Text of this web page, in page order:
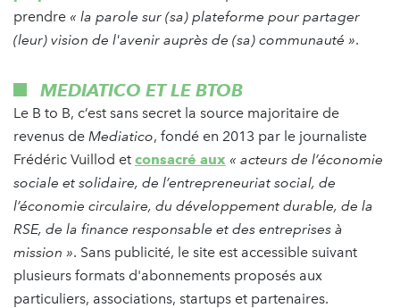
prendre « la parole sur (sa) plateforme pour partager
(leur) vision de l'avenir auprès de (sa) communauté ».
MEDIATICO ET LE BTOB
Le B to B, c’est sans secret la source majoritaire de
revenus de Mediatico, fondé en 2013 par le journaliste
Frédéric Vuillod et consacré aux « acteurs de l’économie
sociale et solidaire, de l’entrepreneuriat social, de
l’économie circulaire, du développement durable, de la
RSE, de la finance responsable et des entreprises à
mission ». Sans publicité, le site est accessible suivant
plusieurs formats d'abonnements proposés aux
particuliers, associations, startups et partenaires.